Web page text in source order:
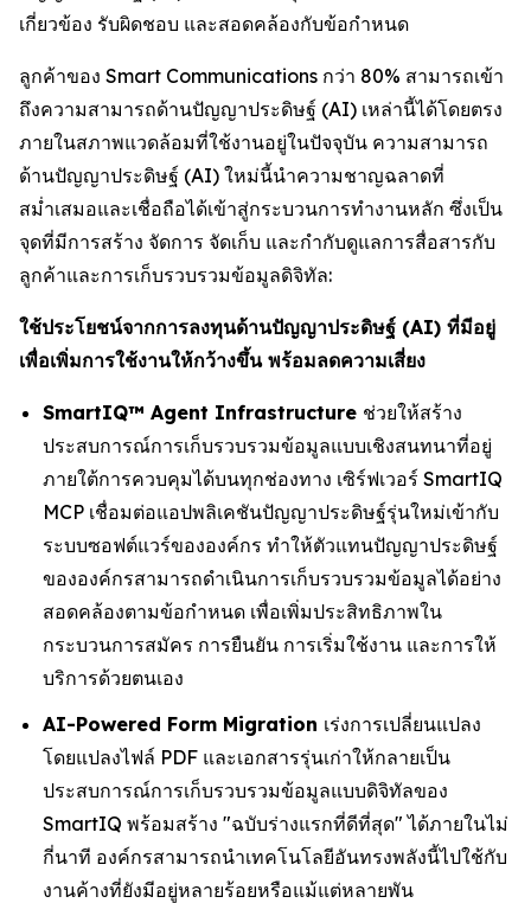
เกี่ยวข้อง รับผิดชอบ และสอดคล้องกับข้อกำหนด
ลูกค้าของ Smart Communications กว่า 80% สามารถเข้า
ถึงความสามารถด้านปัญญาประดิษฐ์ (AI) เหล่านี้ได้โดยตรง
ภายในสภาพแวดล้อมที่ใช้งานอยู่ในปัจจุบัน ความสามารถ
ด้านปัญญาประดิษฐ์ (AI) ใหม่นี้นำความชาญฉลาดที่
สม่ำเสมอและเชื่อถือได้เข้าสู่กระบวนการทำงานหลัก ซึ่งเป็น
จุดที่มีการสร้าง จัดการ จัดเก็บ และกำกับดูแลการสื่อสารกับ
ลูกค้าและการเก็บรวบรวมข้อมูลดิจิทัล:
ใช้ประโยชน์จากการลงทุนด้านปัญญาประดิษฐ์ (AI) ที่มีอยู่
เพื่อเพิ่มการใช้งานให้กว้างขึ้น พร้อมลดความเสี่ยง
SmartIQ™ Agent Infrastructure ช่วยให้สร้าง
ประสบการณ์การเก็บรวบรวมข้อมูลแบบเชิงสนทนาที่อยู่
ภายใต้การควบคุมได้บนทุกช่องทาง เซิร์ฟเวอร์ SmartIQ
MCP เชื่อมต่อแอปพลิเคชันปัญญาประดิษฐ์รุ่นใหม่เข้ากับ
ระบบซอฟต์แวร์ขององค์กร ทำให้ตัวแทนปัญญาประดิษฐ์
ขององค์กรสามารถดำเนินการเก็บรวบรวมข้อมูลได้อย่าง
สอดคล้องตามข้อกำหนด เพื่อเพิ่มประสิทธิภาพใน
กระบวนการสมัคร การยืนยัน การเริ่มใช้งาน และการให้
บริการด้วยตนเอง
AI-Powered Form Migration เร่งการเปลี่ยนแปลง
โดยแปลงไฟล์ PDF และเอกสารรุ่นเก่าให้กลายเป็น
ประสบการณ์การเก็บรวบรวมข้อมูลแบบดิจิทัลของ
SmartIQ พร้อมสร้าง "ฉบับร่างแรกที่ดีที่สุด" ได้ภายในไม่
กี่นาที องค์กรสามารถนำเทคโนโลยีอันทรงพลังนี้ไปใช้กับ
งานค้างที่ยังมีอยู่หลายร้อยหรือแม้แต่หลายพัน